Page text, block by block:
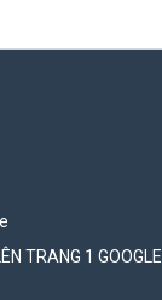
TRANG 1 GOOGLE